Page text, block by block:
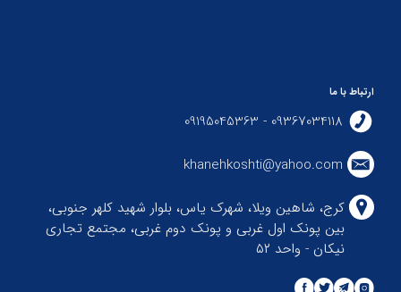
ارتباط با ما
09367034118 - 09195045363
khanehkoshti@yahoo.com
کرج، شاهین ویلا، شهرک یاس، بلوار شهید کلهر جنوبی،
بین پونک اول غربی و پونک دوم غربی، مجتمع تجاری
نیکان - واحد ۵۲